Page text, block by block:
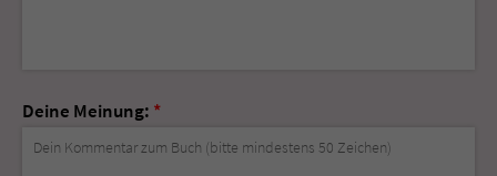
Deine Meinung: *